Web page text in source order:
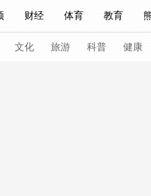
财经 体育 教育
快评 习式妙语 热解读
微视频 主持人 下载央视影
文化 旅游 科普 健康